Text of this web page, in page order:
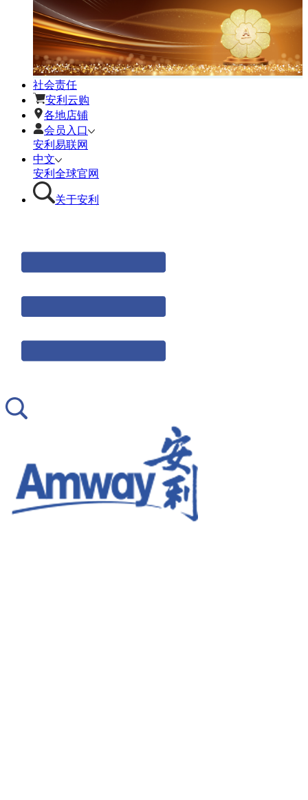
社会责任
安利云购
各地店铺
会员入口
安利易联网
中文
安利全球官网
关于安利